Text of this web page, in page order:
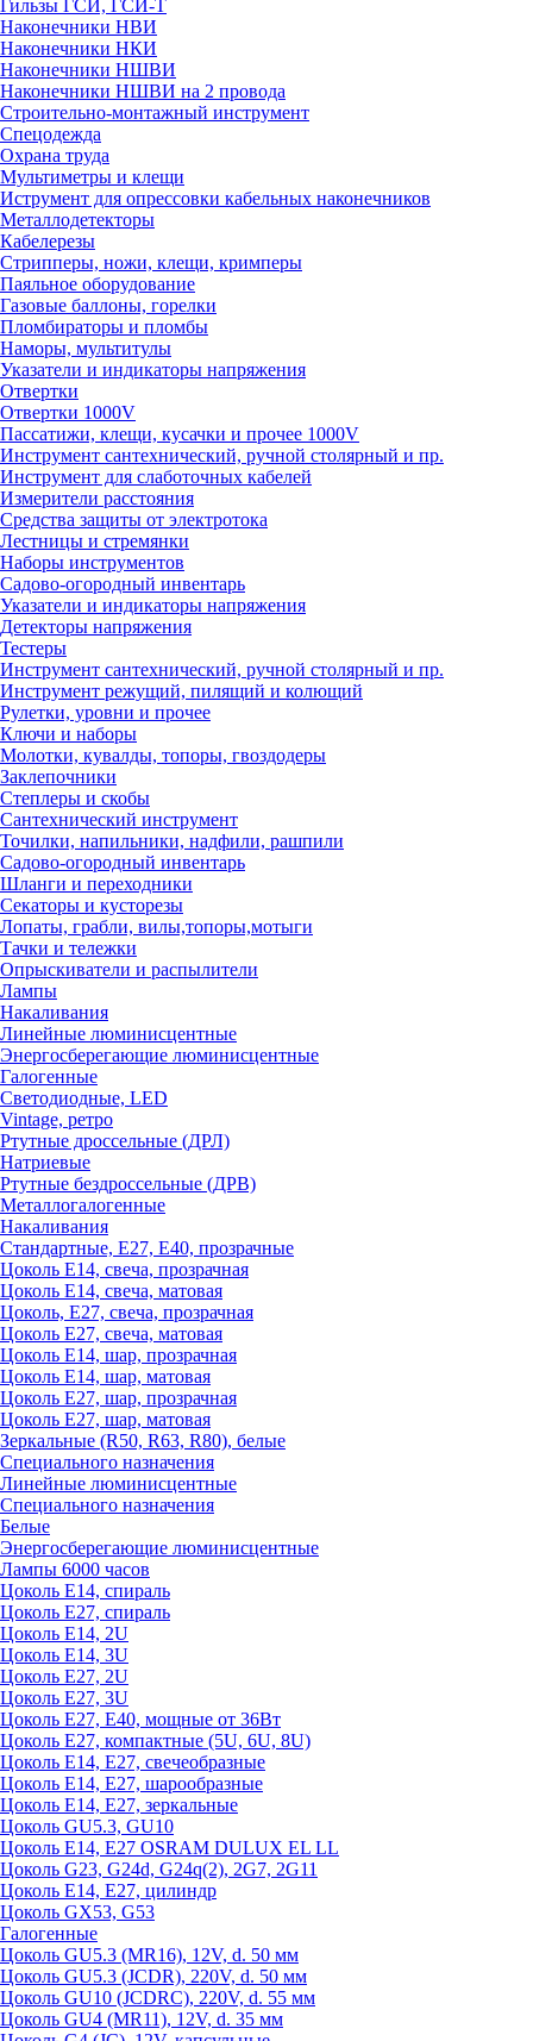
Гильзы ГСИ, ГСИ-Т
Наконечники НВИ
Наконечники НКИ
Наконечники НШВИ
Наконечники НШВИ на 2 провода
Строительно-монтажный инструмент
Спецодежда
Охрана труда
Мультиметры и клещи
Иструмент для опрессовки кабельных наконечников
Металлодетекторы
Кабелерезы
Стрипперы, ножи, клещи, кримперы
Паяльное оборудование
Газовые баллоны, горелки
Пломбираторы и пломбы
Наморы, мультитулы
Указатели и индикаторы напряжения
Отвертки
Отвертки 1000V
Пассатижи, клещи, кусачки и прочее 1000V
Инструмент сантехнический, ручной столярный и пр.
Инструмент для слаботочных кабелей
Измерители расстояния
Средства защиты от электротока
Лестницы и стремянки
Наборы инструментов
Садово-огородный инвентарь
Указатели и индикаторы напряжения
Детекторы напряжения
Тестеры
Инструмент сантехнический, ручной столярный и пр.
Инструмент режущий, пилящий и колющий
Рулетки, уровни и прочее
Ключи и наборы
Молотки, кувалды, топоры, гвоздодеры
Заклепочники
Степлеры и скобы
Сантехнический инструмент
Точилки, напильники, надфили, рашпили
Садово-огородный инвентарь
Шланги и переходники
Секаторы и кусторезы
Лопаты, грабли, вилы,топоры,мотыги
Тачки и тележки
Опрыскиватели и распылители
Лампы
Накаливания
Линейные люминисцентные
Энергосберегающие люминисцентные
Галогенные
Светодиодные, LED
Vintage, ретро
Ртутные дроссельные (ДРЛ)
Натриевые
Ртутные бездроссельные (ДРВ)
Металлогалогенные
Накаливания
Стандартные, Е27, Е40, прозрачные
Цоколь Е14, свеча, прозрачная
Цоколь Е14, свеча, матовая
Цоколь, Е27, свеча, прозрачная
Цоколь Е27, свеча, матовая
Цоколь Е14, шар, прозрачная
Цоколь Е14, шар, матовая
Цоколь Е27, шар, прозрачная
Цоколь Е27, шар, матовая
Зеркальные (R50, R63, R80), белые
Специального назначения
Линейные люминисцентные
Специального назначения
Белые
Энергосберегающие люминисцентные
Лампы 6000 часов
Цоколь Е14, спираль
Цоколь Е27, спираль
Цоколь Е14, 2U
Цоколь Е14, 3U
Цоколь Е27, 2U
Цоколь Е27, 3U
Цоколь Е27, Е40, мощные от 36Вт
Цоколь Е27, компактные (5U, 6U, 8U)
Цоколь Е14, Е27, свечеобразные
Цоколь Е14, Е27, шарообразные
Цоколь Е14, Е27, зеркальные
Цоколь GU5.3, GU10
Цоколь Е14, Е27 OSRAM DULUX EL LL
Цоколь G23, G24d, G24q(2), 2G7, 2G11
Цоколь Е14, Е27, цилиндр
Цоколь GX53, G53
Галогенные
Цоколь GU5.3 (MR16), 12V, d. 50 мм
Цоколь GU5.3 (JCDR), 220V, d. 50 мм
Цоколь GU10 (JCDRC), 220V, d. 55 мм
Цоколь GU4 (MR11), 12V, d. 35 мм